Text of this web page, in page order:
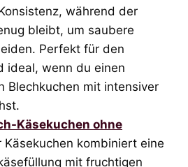
während der
bleibt, um saubere
Perfekt für den
ideal, wenn du einen
Blechkuchen mit intensiver
Käsekuchen ohne
Käsekuchen kombiniert eine
mit fruchtigen